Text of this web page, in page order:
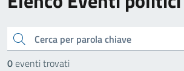
cerca
0eventi trovati